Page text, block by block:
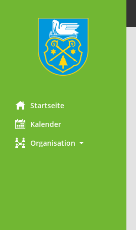
Startseite
Kalender
Organisation